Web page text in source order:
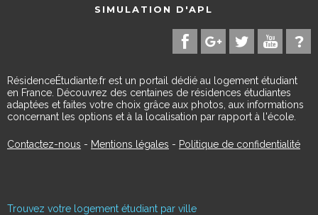
SIMULATION D'APL
RésidenceÉtudiante.fr est un portail dédié au logement étudiant
en France. Découvrez des centaines de résidences étudiantes
adaptées et faites votre choix grâce aux photos, aux informations
concernant les options et à la localisation par rapport à l'école.
Contactez-nous - Mentions légales - Politique de confidentialité
Trouvez votre logement étudiant par ville